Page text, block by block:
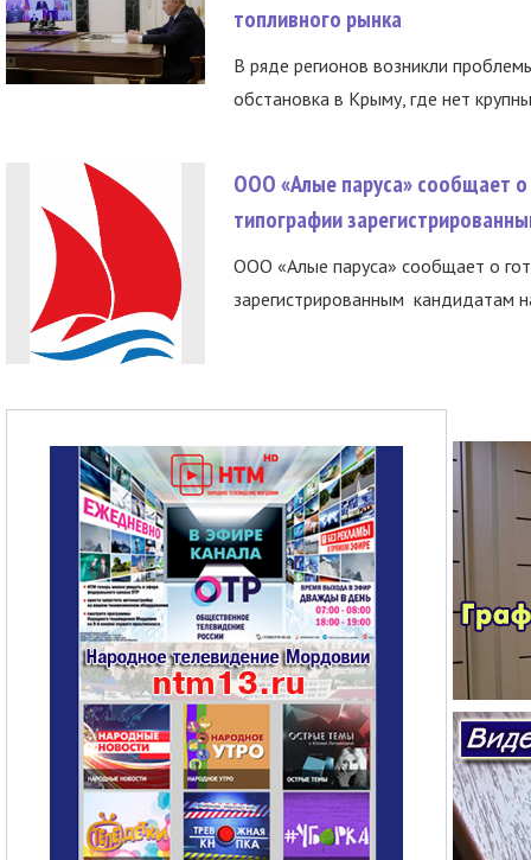
топливного рынка
В ряде регионов возникли
обстановка в Крыму, где нет
ООО «Алые паруса» сообщает о
типографии
ООО «Алые паруса» сообщает о
зарегистрированным кандидатам